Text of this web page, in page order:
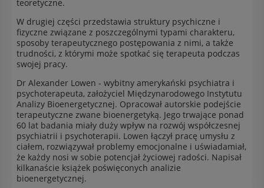
teoretyczne.
W drugiej części przedstawia struktury psychiczne i
fizyczne związane z poszczególnymi typami charakteru,
sposoby terapeutycznego postępowania z nimi, a także
trudności, z którymi może spotkać się terapeuta podczas
swojej pracy.
Dr Alexander Lowen - wybitny amerykański psychiatra i
psychoterapeuta, założyciel Międzynarodowego Instytutu
Analizy Bioenergetycznej. Opracował autorskie podejście
terapeutyczne zwane bioenergetyką. Jego trwające ponad
60 lat badania miały duży wpływ na rozwój współczesnej
psychiatrii i psychoterapii. Lowen łączył pracę umysłu z
ciałem, rozwiązywał problemy emocjonalne i uświadamiał,
że każdy nosi w sobie potencjał życiowej radości. Napisał
kilkanaście książek poświęconych analizie
bioenergetycznej.